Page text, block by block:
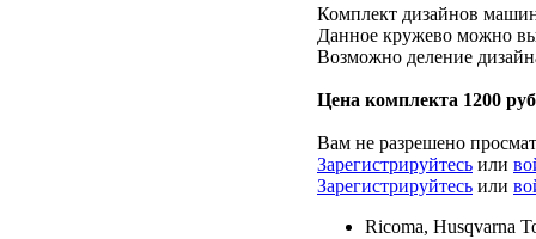
Комплект дизайнов
Данное кружево можно
Возможно деление
Цена комплекта 1200 руб
Вам не разрешено
Зарегистрируйтесь или
Зарегистрируйтесь или
Ricoma, Husqvarna